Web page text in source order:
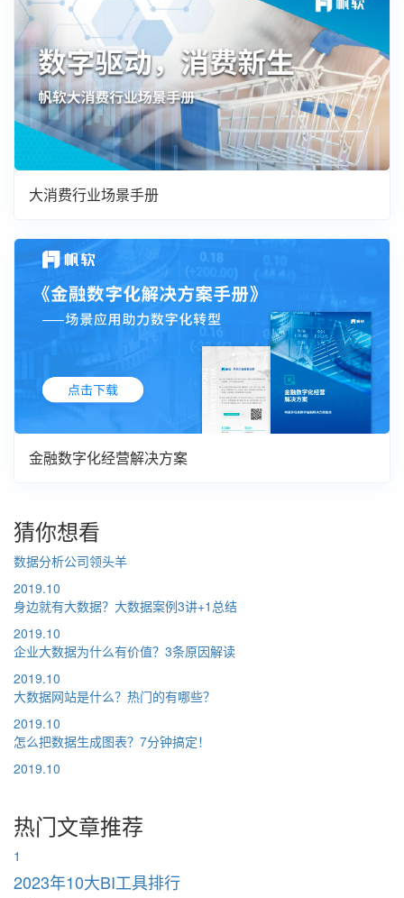
大消费行业场景手册
金融数字化经营解决方案
猜你想看
数据分析公司领头羊
2019.10
身边就有大数据？大数据案例3讲+1总结
2019.10
企业大数据为什么有价值？3条原因解读
2019.10
大数据网站是什么？热门的有哪些？
2019.10
怎么把数据生成图表？7分钟搞定！
2019.10
热门文章推荐
1
2023年10大BI工具排行